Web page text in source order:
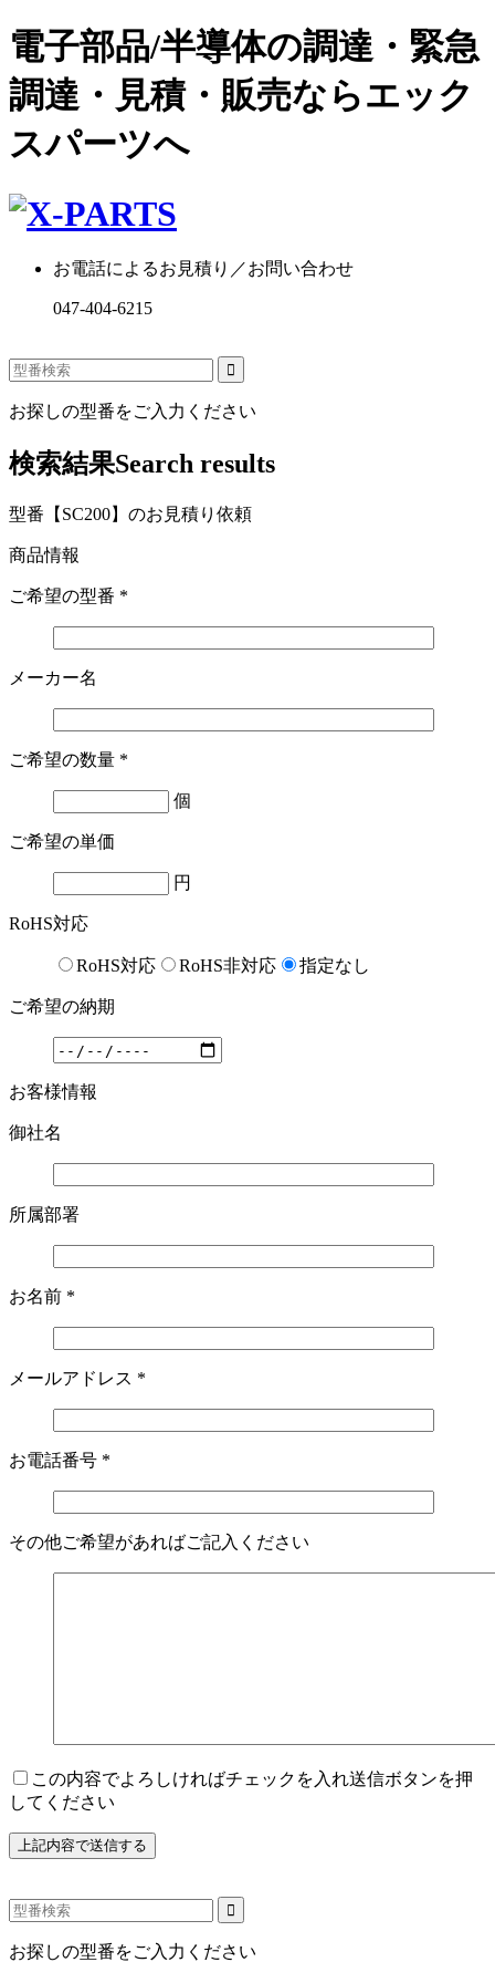
電子部品/半導体の調達・緊急
調達・見積・販売ならエック
スパーツへ
お電話によるお見積り／お問い合わせ
047-404-6215
お探しの型番をご入力ください
検索結果Search results
型番【SC200】のお見積り依頼
商品情報
ご希望の型番 *
メーカー名
ご希望の数量 *
個
ご希望の単価
円
RoHS対応
RoHS対応 RoHS非対応 指定なし
ご希望の納期
お客様情報
御社名
所属部署
お名前 *
メールアドレス *
お電話番号 *
その他ご希望があればご記入ください
この内容でよろしければチェックを入れ送信ボタンを押
してください
お探しの型番をご入力ください